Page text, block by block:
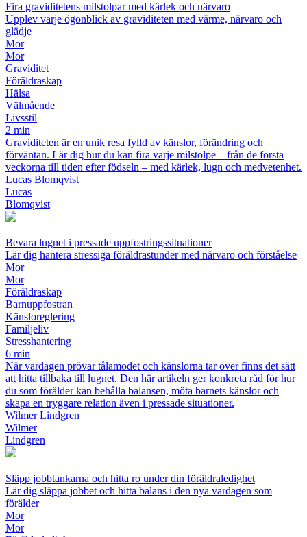
Fira graviditetens milstolpar med kärlek och närvaro
Upplev varje ögonblick av graviditeten med värme, närvaro och
glädje
Mor
Mor
Graviditet
Föräldraskap
Hälsa
Välmående
Livsstil
2 min
Graviditeten är en unik resa fylld av känslor, förändring och
förväntan. Lär dig hur du kan fira varje milstolpe – från de första
veckorna till tiden efter födseln – med kärlek, lugn och medvetenhet.
Lucas Blomqvist
Lucas
Blomqvist
Bevara lugnet i pressade uppfostringssituationer
Lär dig hantera stressiga föräldrastunder med närvaro och förståelse
Mor
Mor
Föräldraskap
Barnuppfostran
Känsloreglering
Familjeliv
Stresshantering
6 min
När vardagen prövar tålamodet och känslorna tar över finns det sätt
att hitta tillbaka till lugnet. Den här artikeln ger konkreta råd för hur
du som förälder kan behålla balansen, möta barnets känslor och
skapa en tryggare relation även i pressade situationer.
Wilmer Lindgren
Wilmer
Lindgren
Släpp jobbtankarna och hitta ro under din föräldraledighet
Lär dig släppa jobbet och hitta balans i den nya vardagen som
förälder
Mor
Mor